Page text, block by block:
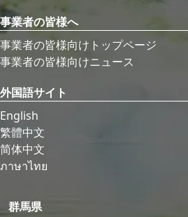
事業者の皆様へ
事業者の皆様向けトップページ
事業者の皆様向けニュース
外国語サイト
English
繁體中文
简体中文
ภาษาไทย
群馬県